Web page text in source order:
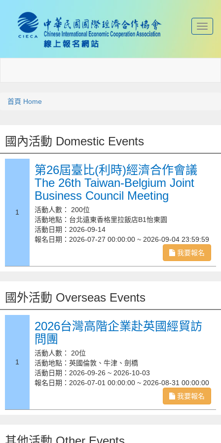
首頁 Home
國內活動 Domestic Events
1
第26屆臺比(利時)經濟合作會議
The 26th Taiwan-Belgium Joint
Business Council Meeting
活動人數： 200位
活動地點：台北遠東香格里拉飯店B1怡東園
活動日期：2026-09-14
報名日期：2026-07-27 00:00:00 ~ 2026-09-04 23:59:59
我要報名
國外活動 Overseas Events
1
2026台灣高階企業赴英國經貿訪
問團
活動人數： 20位
活動地點：英國倫敦、牛津、劍橋
活動日期：2026-09-26 ~ 2026-10-03
報名日期：2026-07-01 00:00:00 ~ 2026-08-31 00:00:00
我要報名